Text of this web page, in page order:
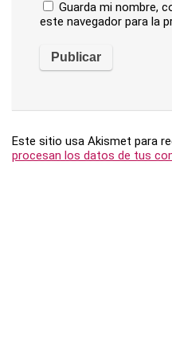
Guarda mi nombre,
este navegador para la
Este sitio usa Akismet para
procesan los datos de tus